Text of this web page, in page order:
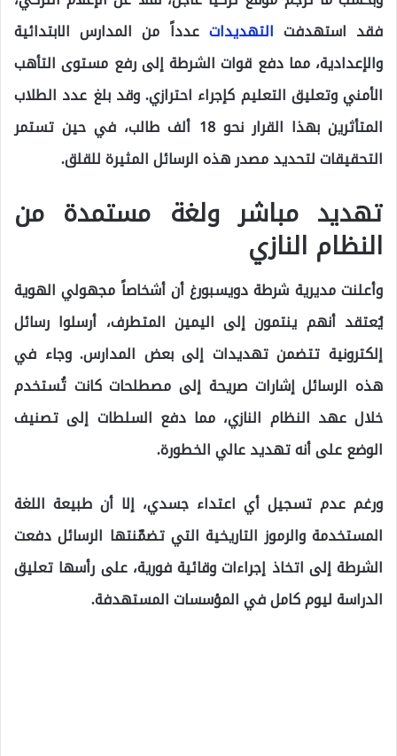
فقد استهدفت التهديداتعدداً من المدارس الابتدائية
والإعدادية، مما دفع قوات الشرطة إلى رفع مستوى التأهب
الأمني وتعليق التعليم كإجراء احترازي. وقد بلغ عدد الطلاب
المتأثرين بهذا القرار نحو 18 ألف طالب، في حين تستمر
التحقيقات لتحديد مصدر هذه الرسائل المثيرة للقلق.
تهديد مباشر ولغة مستمدة من
النظام النازي
وأعلنت مديرية شرطة دويسبورغ أن أشخاصاً مجهولي الهوية
يُعتقد أنهم ينتمون إلى اليمين المتطرف، أرسلوا رسائل
إلكترونية تتضمن تهديدات إلى بعض المدارس. وجاء في
هذه الرسائل إشارات صريحة إلى مصطلحات كانت تُستخدم
خلال عهد النظام النازي، مما دفع السلطات إلى تصنيف
الوضع على أنه تهديد عالي الخطورة.
ورغم عدم تسجيل أي اعتداء جسدي، إلا أن طبيعة اللغة
المستخدمة والرموز التاريخية التي تضمّنتها الرسائل دفعت
الشرطة إلى اتخاذ إجراءات وقائية فورية، على رأسها تعليق
الدراسة ليوم كامل في المؤسسات المستهدفة.